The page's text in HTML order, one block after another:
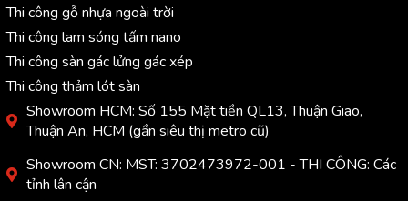
Thi công gỗ nhựa ngoài trời
Thi công lam sóng tấm nano
Thi công sàn gác lửng gác xép
Thi công thảm lót sàn
Showroom HCM: Số 155 Mặt tiền QL13, Thuận Giao,
Thuận An, HCM (gần siêu thị metro cũ)
Showroom CN: MST: 3702473972-001 - THI CÔNG: Các
tỉnh lân cận